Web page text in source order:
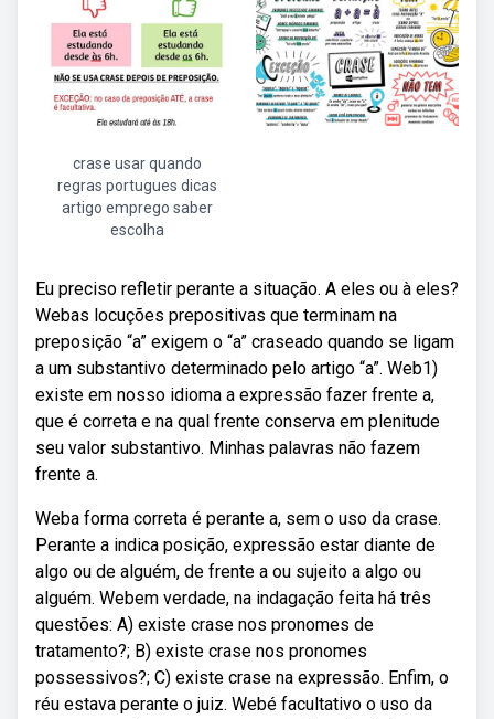
crase usar quando
regras portugues dicas
artigo emprego saber
escolha
Eu preciso refletir perante a situação. A eles ou à eles?
Webas locuções prepositivas que terminam na
preposição “a” exigem o “a” craseado quando se ligam
a um substantivo determinado pelo artigo “a”. Web1)
existe em nosso idioma a expressão fazer frente a,
que é correta e na qual frente conserva em plenitude
seu valor substantivo. Minhas palavras não fazem
frente a.
Weba forma correta é perante a, sem o uso da crase.
Perante a indica posição, expressão estar diante de
algo ou de alguém, de frente a ou sujeito a algo ou
alguém. Webem verdade, na indagação feita há três
questões: A) existe crase nos pronomes de
tratamento?; B) existe crase nos pronomes
possessivos?; C) existe crase na expressão. Enfim, o
réu estava perante o juiz. Webé facultativo o uso da